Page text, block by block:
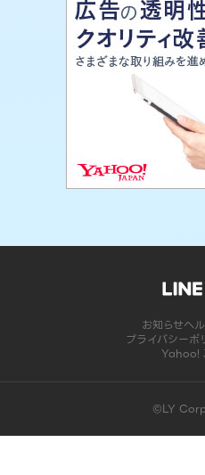
お知らせヘ
プライバシーポ
Yahoo!
©LY
このコンテンツは掲載が終了